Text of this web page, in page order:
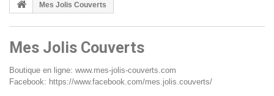
Mes Jolis Couverts
Mes Jolis Couverts
Boutique en ligne: www.mes-jolis-couverts.com
Facebook: https://www.facebook.com/mes.jolis.couverts/